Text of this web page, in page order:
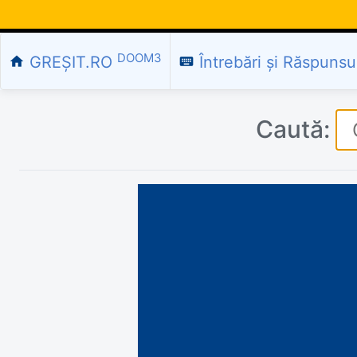
home GREȘIT.RO DOOM3 keyboard Întrebări și
Caută: